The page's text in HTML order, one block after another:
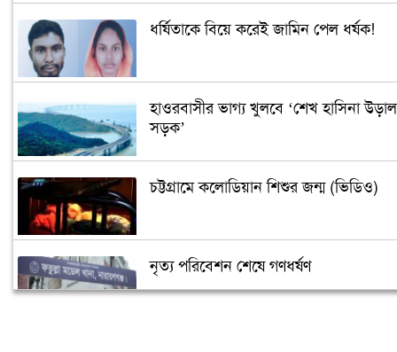
ধর্ষিতাকে বিয়ে করেই জামিন পেল ধর্ষক!
হাওরবাসীর ভাগ্য খুলবে ‘শেখ হাসিনা উড়াল
সড়ক’
চট্টগ্রামে কলোডিয়ান শিশুর জন্ম (ভিডিও)
নৃত্য পরিবেশন শেষে গণধর্ষণ